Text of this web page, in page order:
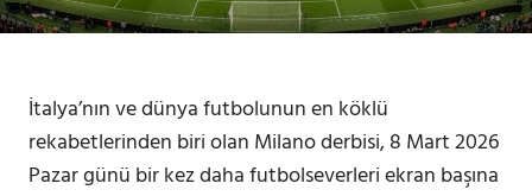
İtalya’nın ve dünya futbolunun en köklü
rekabetlerinden biri olan Milano derbisi, 8 Mart 2026
Pazar günü bir kez daha futbolseverleri ekran başına